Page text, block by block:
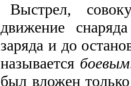
Выстрел,
движение
заряда и до
называется боевым
был вложен